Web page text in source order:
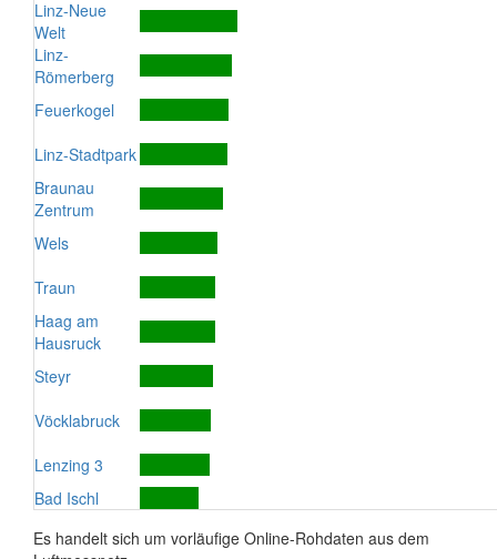
Linz-Neue
Welt
Linz-
Römerberg
Feuerkogel
Linz-Stadtpark
Braunau
Zentrum
Wels
Traun
Haag am
Hausruck
Steyr
Vöcklabruck
Lenzing 3
Bad Ischl
Es handelt sich um vorläufige Online-Rohdaten aus dem